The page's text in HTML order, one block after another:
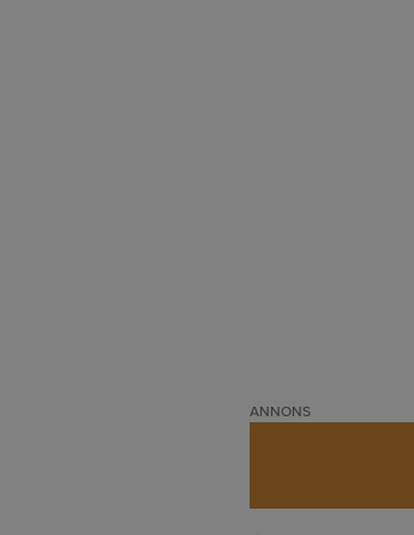
ANNONS